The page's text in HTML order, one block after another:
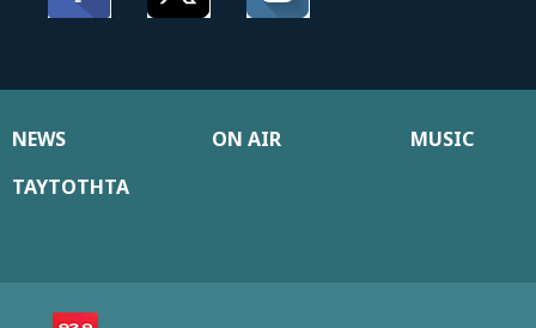
NEWS ON AIR
MUSIC
ΤΑΥΤΟΤΗΤΑ